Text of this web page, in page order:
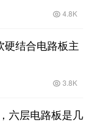
4.8K
硬结合电路板主
3.8K
六层电路板是几